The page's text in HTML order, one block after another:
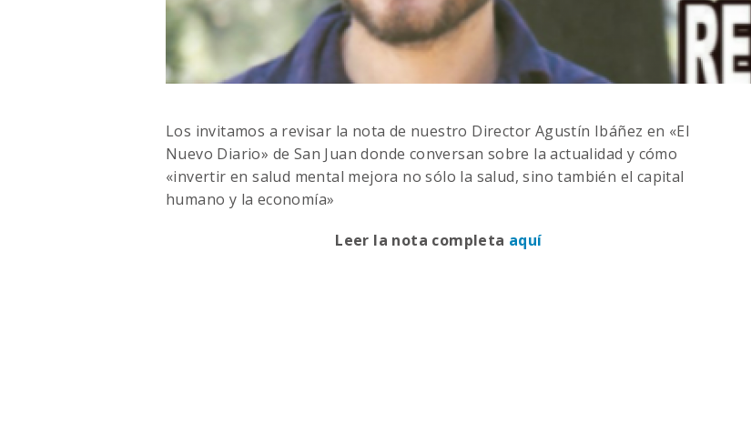
Los invitamos a revisar la nota de nuestro Director Agustín Ibáñez en «El
Nuevo Diario» de San Juan donde conversan sobre la actualidad y cómo
«invertir en salud mental mejora no sólo la salud, sino también el capital
humano y la economía»
Leer la nota completa aquí